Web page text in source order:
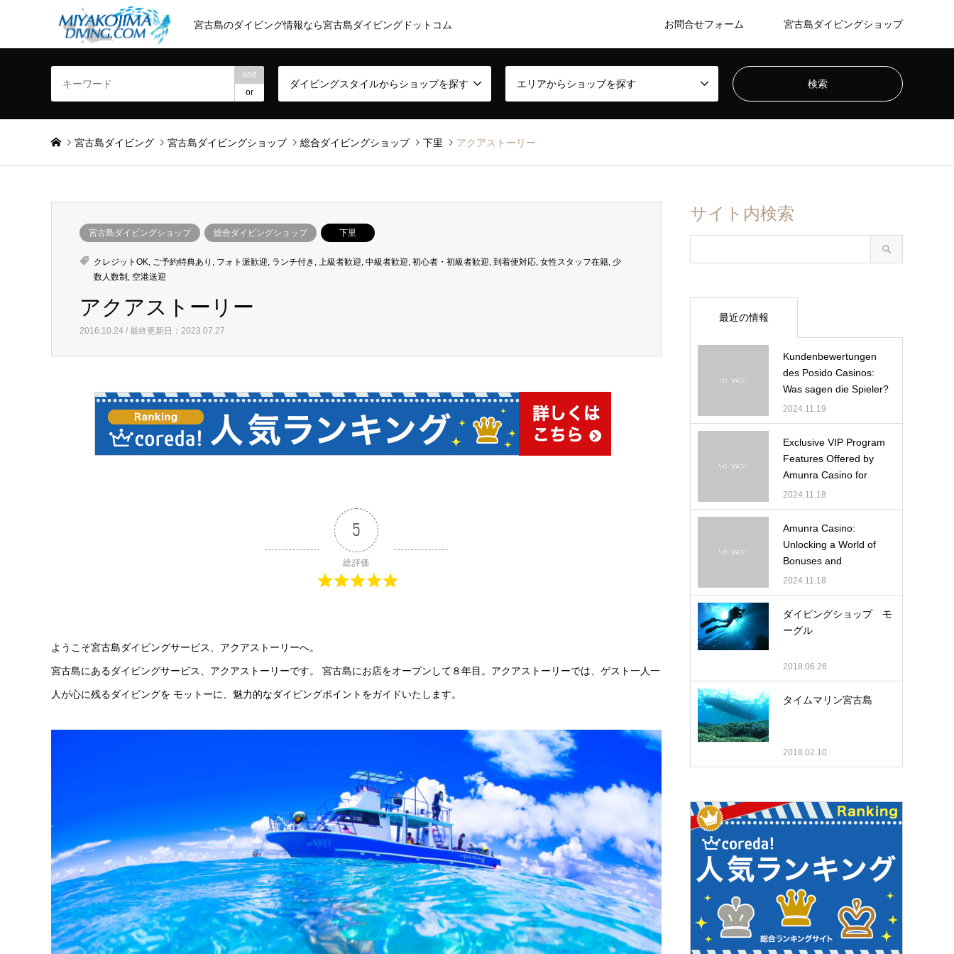
宮古島のダイビング情報なら宮古島ダイビングドットコム お問合せフォーム 宮古島ダイビングショップ
and
or
ダイビングスタイルからショップを探す エリアからショップを探す
宮古島ダイビング 宮古島ダイビングショップ 総合ダイビングショップ 下里 アクアストーリー
宮古島ダイビングショップ 総合ダイビングショップ 下里
クレジットOK, ご予約特典あり , フォト派歓迎, ランチ付き , 上級者歓迎, 中級者歓迎, 初心者・初級者歓迎, 到着便対応, 女性スタッフ在籍, 少
数人数制 , 空港送迎
アクアストーリー
2016.10.24 / 最終更新日：2023.07.27
5
総評価
ようこそ宮古島ダイビングサービス、アクアストーリーへ。
宮古島にあるダイビングサービス、アクアストーリーです。 宮古島にお店をオープンして８年目。アクアストーリーでは、ゲスト一人一
人が心に残るダイビングを モットーに、魅力的なダイビングポイントをガイドいたします。
サイト内検索
最近の情報
Kundenbewertungen
des Posido Casinos:
Was sagen die Spieler?
2024.11.19
Exclusive VIP Program
Features Offered by
Amunra Casino for
Pre…
2024.11.18
Amunra Casino:
Unlocking a World of
Bonuses and
Promotions
2024.11.18
ダイビングショップ モ
ーグル
2018.06.26
タイムマリン宮古島
2018.02.10